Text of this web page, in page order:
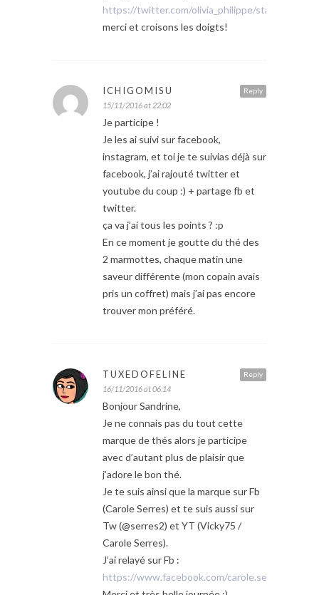
https://twitter.com/olivia_philippe/status/
merci et croisons les doigts!
Reply
ICHIGOMISU
15/11/2016 at 22:02
Je participe !
Je les ai suivi sur facebook,
instagram, et toi je te suivias déjà sur
facebook, j’ai rajouté twitter et
youtube du coup :) + partage fb et
twitter.
ça va j’ai tous les points ? :p
En ce moment je goutte du thé des
2 marmottes, chaque matin une
saveur différente (mon copain avais
pris un coffret) mais j’ai pas encore
trouver mon préféré.
Reply
TUXEDOFELINE
16/11/2016 at 06:14
Bonjour Sandrine,
Je ne connais pas du tout cette
marque de thés alors je participe
avec d’autant plus de plaisir que
j’adore le bon thé.
Je te suis ainsi que la marque sur Fb
(Carole Serres) et te suis aussi sur
Tw (@serres2) et YT (Vicky75 /
Carole Serres).
J’ai relayé sur Fb :
https://www.facebook.com/carole.serres/